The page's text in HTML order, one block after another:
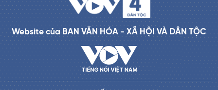
Website của BAN VĂN HÓA - XÃ HỘI VÀ DÂN TỘC